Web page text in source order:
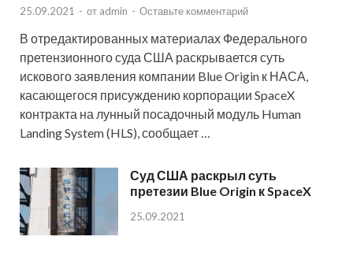
25.09.2021 - от admin - Оставьте комментарий
В отредактированных материалах Федерального
претензионного суда США раскрывается суть
искового заявления компании Blue Origin к НАСА,
касающегося присуждению корпорации SpaceX
контракта на лунный посадочный модуль Human
Landing System (HLS), сообщает …
Суд США раскрыл суть
претезии Blue Origin к SpaceX
25.09.2021